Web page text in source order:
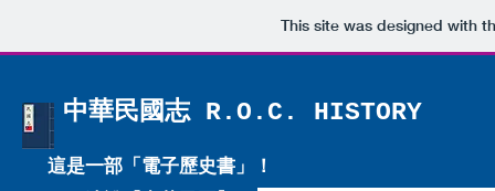
This site was designed with
中華民國志 R.O.C. HISTORY
這是一部「電子歷史書」！